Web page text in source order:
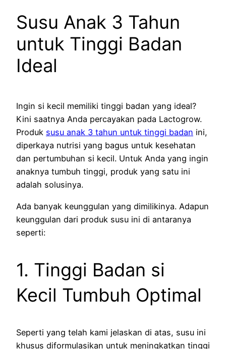
Susu Anak 3 Tahun
untuk Tinggi Badan
Ideal
Ingin si kecil memiliki tinggi badan yang ideal?
Kini saatnya Anda percayakan pada Lactogrow.
Produk susu anak 3 tahun untuk tinggi badan ini,
diperkaya nutrisi yang bagus untuk kesehatan
dan pertumbuhan si kecil. Untuk Anda yang ingin
anaknya tumbuh tinggi, produk yang satu ini
adalah solusinya.
Ada banyak keunggulan yang dimilikinya. Adapun
keunggulan dari produk susu ini di antaranya
seperti:
1. Tinggi Badan si
Kecil Tumbuh Optimal
Seperti yang telah kami jelaskan di atas, susu ini
khusus diformulasikan untuk meningkatkan tinggi